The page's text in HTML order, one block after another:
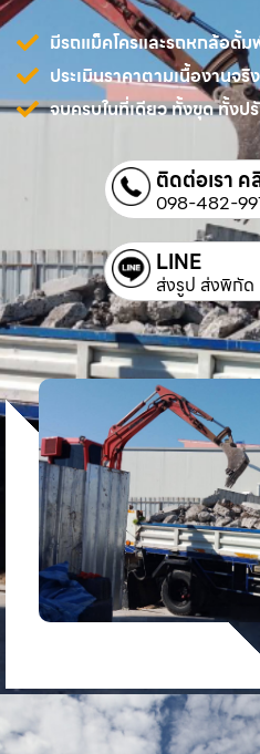
มีรถแม็คโครและรถหกล้อดั้
ประเมินราคาตามเนื้องานจ
จบครบในที่เดียว ทั้งขุด ทั้งป
ติดต่อเรา ค
098-482-
LINE
ส่งรูป ส่งพิกัด